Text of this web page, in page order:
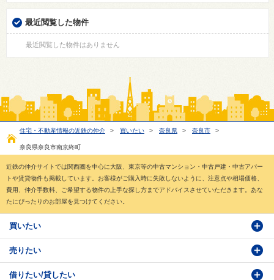
最近閲覧した物件
最近閲覧した物件はありません
住宅・不動産情報の近鉄の仲介 > 買いたい > 奈良県 > 奈良市 >
奈良県奈良市南京終町
近鉄の仲介サイトでは関西圏を中心に大阪、東京等の中古マンション・中古戸建・中古アパー
トや賃貸物件も掲載しています。お客様がご購入時に失敗しないように、注意点や相場価格、
費用、仲介手数料、ご希望する物件の上手な探し方までアドバイスさせていただきます。あな
たにぴったりのお部屋を見つけてください。
買いたい
物件検索
物件番号検索
売りたい
価格査定依頼
借りたい/貸したい